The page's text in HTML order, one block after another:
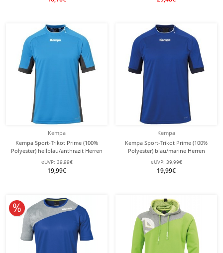
Kempa
Kempa Sport-Trikot Prime (100%
Polyester) hellblau/anthrazit Herren
eUVP: 39,99€
19,99€
Kempa
Kempa Sport-Trikot Prime (100%
Polyester) blau/marine Herren
eUVP: 39,99€
19,99€
10% reduziert